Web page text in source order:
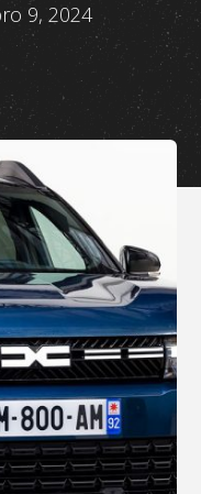
9, 2024